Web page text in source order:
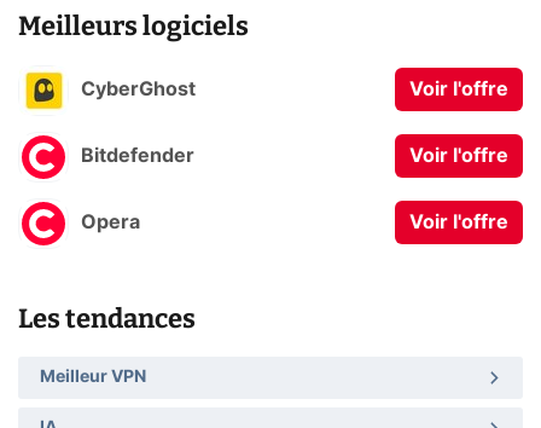
Meilleurs logiciels
CyberGhost Voir l'offre
Bitdefender Voir l'offre
Opera Voir l'offre
Les tendances
Meilleur VPN